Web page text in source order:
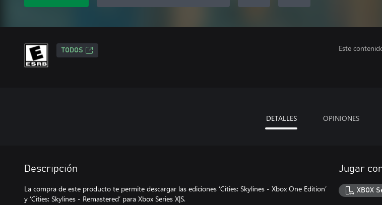
TODOS Este
DETALLES OPINIONES
Descripción
La compra de este producto te permite descargar las ediciones ‘Cities: Skylines - Xbox One Edition’
y ‘Cities: Skylines - Remastered’ para Xbox Series X|S.
Jugar
XBOX